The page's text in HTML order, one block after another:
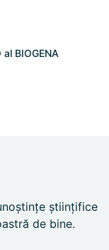
BIOGENA
științifice
de bine.